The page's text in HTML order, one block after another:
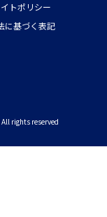
トポリシー
に基づく表記
All rights reserved